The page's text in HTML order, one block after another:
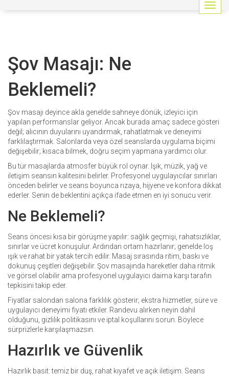
G
e
/
a
Şov Masajı: Ne
Beklemeli?
Şov masajı deyince akla genelde sahneye dönük, izleyici için
yapılan performanslar geliyor. Ancak burada amaç sadece gösteri
değil; alıcının duyularını uyandırmak, rahatlatmak ve deneyimi
farklılaştırmak. Salonlarda veya özel seanslarda uygulama biçimi
değişebilir; kısaca bilmek, doğru seçim yapmana yardımcı olur.
Bu tür masajlarda atmosfer büyük rol oynar. Işık, müzik, yağ ve
iletişim seansın kalitesini belirler. Profesyonel uygulayıcılar sınırları
önceden belirler ve seans boyunca rızaya, hijyene ve konfora dikkat
ederler. Senin de beklentini açıkça ifade etmen en iyi sonucu verir.
Ne Beklemeli?
Seans öncesi kısa bir görüşme yapılır: sağlık geçmişi, rahatsızlıklar,
sınırlar ve ücret konuşulur. Ardından ortam hazırlanır; genelde loş
ışık ve rahat bir yatak tercih edilir. Masaj sırasında ritim, baskı ve
dokunuş çeşitleri değişebilir. Şov masajında hareketler daha ritmik
ve görsel olabilir ama profesyonel uygulayıcı daima karşı tarafın
tepkisini takip eder.
Fiyatlar salondan salona farklılık gösterir; ekstra hizmetler, süre ve
uygulayıcı deneyimi fiyatı etkiler. Randevu alırken neyin dahil
olduğunu, gizlilik politikasını ve iptal koşullarını sorun. Böylece
sürprizlerle karşılaşmazsın.
Hazırlık ve Güvenlik
Hazırlık basit: temiz bir duş, rahat kıyafet ve açık iletişim. Seans